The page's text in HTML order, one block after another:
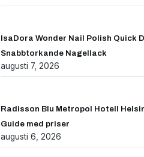
IsaDora Wonder Nail Polish Quick
Snabbtorkande Nagellack
augusti 7, 2026
Radisson Blu Metropol Hotell
Guide med priser
augusti 6, 2026